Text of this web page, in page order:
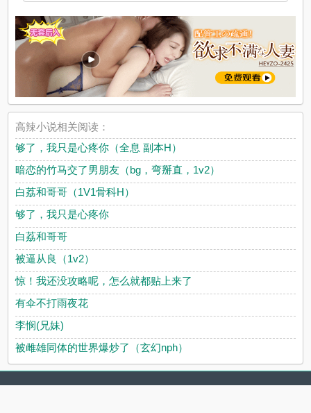
高辣小说相关阅读：
够了，我只是心疼你（全息 副本H）
暗恋的竹马交了男朋友（bg，弯掰直，1v2）
白荔和哥哥（1V1骨科H）
够了，我只是心疼你
白荔和哥哥
被逼从良（1v2）
惊！我还没攻略呢，怎么就都贴上来了
有伞不打雨夜花
李悯(兄妹)
被雌雄同体的世界爆炒了（玄幻nph）